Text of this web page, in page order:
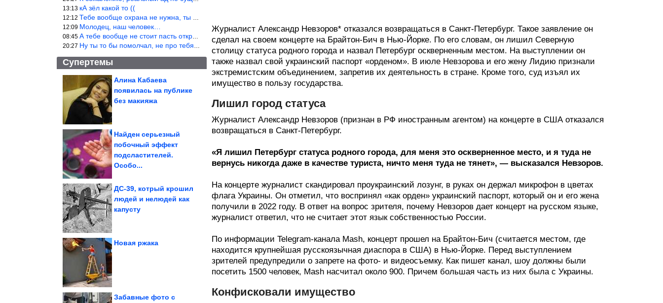
13:13 кА зёл какой то ((
12:12 Тебе вообще охрана не нужна, ты никакой ценности не представляеш
12:09 Молодец, наш человек…
08:45 А тебе вообще не стоит пасть открывать! Не с тобой общаются!
20:27 Ну ты то бы помолчал, не про тебя речь.
Супертемы
ЕС согласовал новый
России
Алина Кабаева
появилась на публике
без макияжа
Найден серьезный
побочный эффект
подсластителей.
Особо...
ДС-39, котрый крошил
людей и нелюдей как
капусту
Новая ржака
Забавные фото с
Журналист Александр Невзоров* отказался возвращаться в Санкт-Петербург. Такое заявление он
сделал на своем концерте на Брайтон-Бич в Нью-Йорке. По его словам, он лишил Северную
столицу статуса родного города и назвал Петербург оскверненным местом. На выступлении он
также назвал свой украинский паспорт «орденом». В июле Невзорова и его жену Лидию признали
экстремистским объединением, запретив их деятельность в стране. Кроме того, суд изъял их
имущество в пользу государства.
Лишил город статуса
Журналист Александр Невзоров (признан в РФ иностранным агентом) на концерте в США отказался
возвращаться в Санкт-Петербург.
«Я лишил Петербург статуса родного города, для меня это оскверненное место, и я туда не
вернусь никогда даже в качестве туриста, ничто меня туда не тянет», — высказался Невзоров.
На концерте журналист скандировал проукраинский лозунг, в руках он держал микрофон в цветах
флага Украины. Он отметил, что воспринял «как орден» украинский паспорт, который он и его жена
получили в 2022 году. В ответ на вопрос зрителя, почему Невзоров дает концерт на русском языке,
журналист ответил, что не считает этот язык собственностью России.
По информации Telegram-канала Mash, концерт прошел на Брайтон-Бич (считается местом, где
находится крупнейшая русскоязычная диаспора в США) в Нью-Йорке. Перед выступлением
зрителей предупредили о запрете на фото- и видеосъемку. Как пишет канал, шоу должны были
посетить 1500 человек, Mash насчитал около 900. Причем большая часть из них была с Украины.
Конфисковали имущество